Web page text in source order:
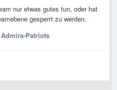
nur etwas gutes tun, oder hat
gesperrt zu werden.
Patriots